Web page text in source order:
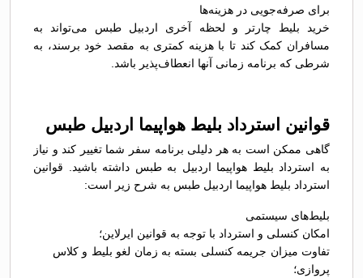
برای صرفه‌جویی در هزینه‌ها
خرید بلیط چارتر و لحظه آخری اردبیل طبس می‌تواند به
مسافران کمک کند تا با هزینه کمتری به مقصد خود برسند، به
شرطی که برنامه زمانی آنها انعطاف‌پذیر باشد.
قوانین استرداد بلیط هواپیما اردبیل طبس
گاهی ممکن است به هر دلیلی برنامه سفر شما تغییر کند و نیاز
به استرداد بلیط هواپیما اردبیل به طبس داشته باشید. قوانین
استرداد بلیط هواپیما اردبیل طبس به شرح زیر است:
بلیط‌های سیستمی
امکان کنسلی و استرداد با توجه به قوانین ایرلاین؛
تفاوت میزان جریمه کنسلی بسته به زمان لغو بلیط و کلاس
پروازی؛